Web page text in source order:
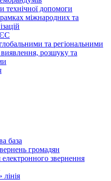
технічної допомоги
міжнародних та
ЄС
та регіональними
розшуку та
база
громадян
звернення